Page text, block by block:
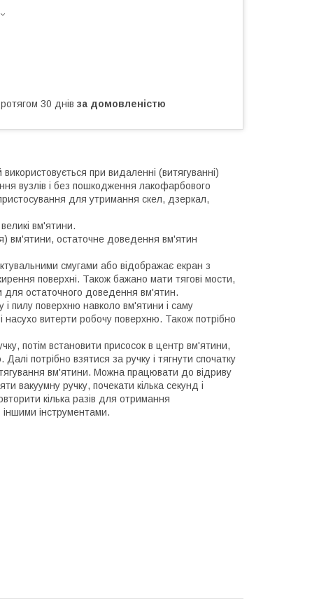
30 днів за домовленістю
при видаленні (витягуванні)
вузлів і без пошкодження лакофарбового
для утримання скел, дзеркал,
вм'ятини.
вм'ятини, остаточне доведення вм'ятин
смугами або відображає екран з
поверхні. Також бажано мати тягові мости,
для остаточного доведення вм'ятин.
пилу поверхню навколо вм'ятини і саму
насухо витерти робочу поверхню. Також потрібно
потім встановити присосок в центр вм'ятини,
потрібно взятися за ручку і тягнути спочатку
вм'ятини. Можна працювати до відриву
вакуумну ручку, почекати кілька секунд і
кілька разів для отримання
інструментами.